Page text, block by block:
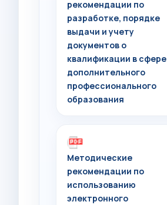
рекомендации по
разработке, порядке
выдачи и учету
документов о
квалификации в сфере
дополнительного
профессионального
образования
Методические
рекомендации по
использованию
электронного